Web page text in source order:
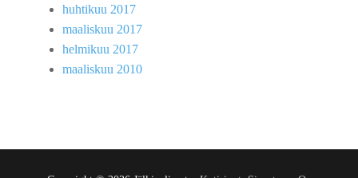
huhtikuu 2017
maaliskuu 2017
helmikuu 2017
maaliskuu 2010